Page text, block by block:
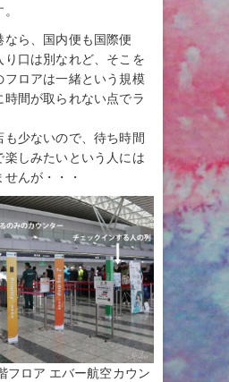
なら、国内便も国際便
り口は別なれど、そこを
フロアは一緒という規模
時間が取られない点でラ
も少ないので、待ち時間
楽しみたいという人には
んが・・・
フロア エバー航空カウン